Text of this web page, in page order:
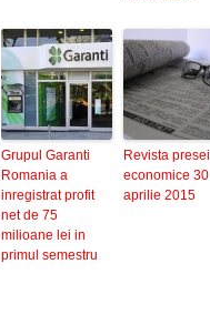
Grupul Garanti
Romania a
inregistrat profit
net de 75
milioane lei in
primul semestru
Revista presei
economice 30
aprilie 2015